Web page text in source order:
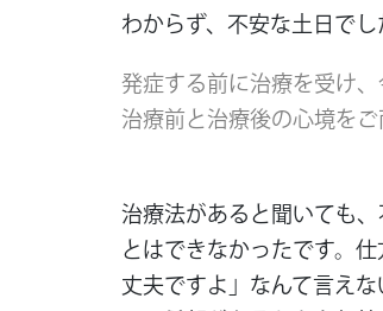
わからず、不安な土日でし
発症する前に治療を受け
治療前と治療後の心境をご
治療法があると聞いても
とはできなかったです。
丈夫ですよ」なんて言え